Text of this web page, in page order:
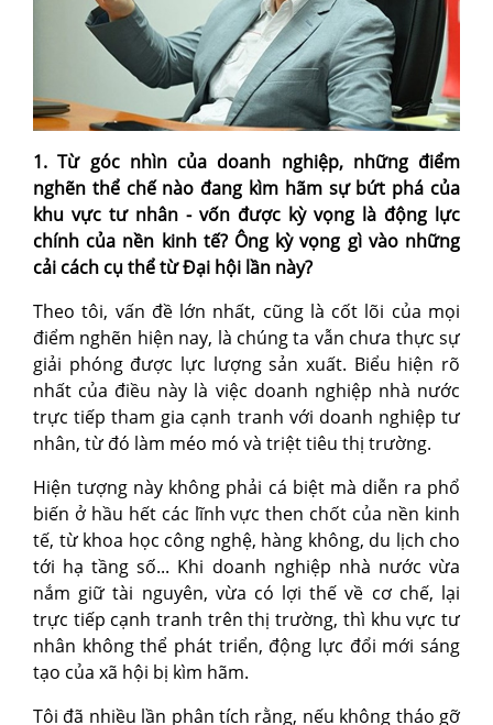
1. Từ góc nhìn của doanh nghiệp, những điểm
nghẽn thể chế nào đang kìm hãm sự bứt phá của
khu vực tư nhân - vốn được kỳ vọng là động lực
chính của nền kinh tế? Ông kỳ vọng gì vào những
cải cách cụ thể từ Đại hội lần này?
Theo tôi, vấn đề lớn nhất, cũng là cốt lõi của mọi
điểm nghẽn hiện nay, là chúng ta vẫn chưa thực sự
giải phóng được lực lượng sản xuất. Biểu hiện rõ
nhất của điều này là việc doanh nghiệp nhà nước
trực tiếp tham gia cạnh tranh với doanh nghiệp tư
nhân, từ đó làm méo mó và triệt tiêu thị trường.
Hiện tượng này không phải cá biệt mà diễn ra phổ
biến ở hầu hết các lĩnh vực then chốt của nền kinh
tế, từ khoa học công nghệ, hàng không, du lịch cho
tới hạ tầng số... Khi doanh nghiệp nhà nước vừa
nắm giữ tài nguyên, vừa có lợi thế về cơ chế, lại
trực tiếp cạnh tranh trên thị trường, thì khu vực tư
nhân không thể phát triển, động lực đổi mới sáng
tạo của xã hội bị kìm hãm.
Tôi đã nhiều lần phân tích rằng, nếu không tháo gỡ